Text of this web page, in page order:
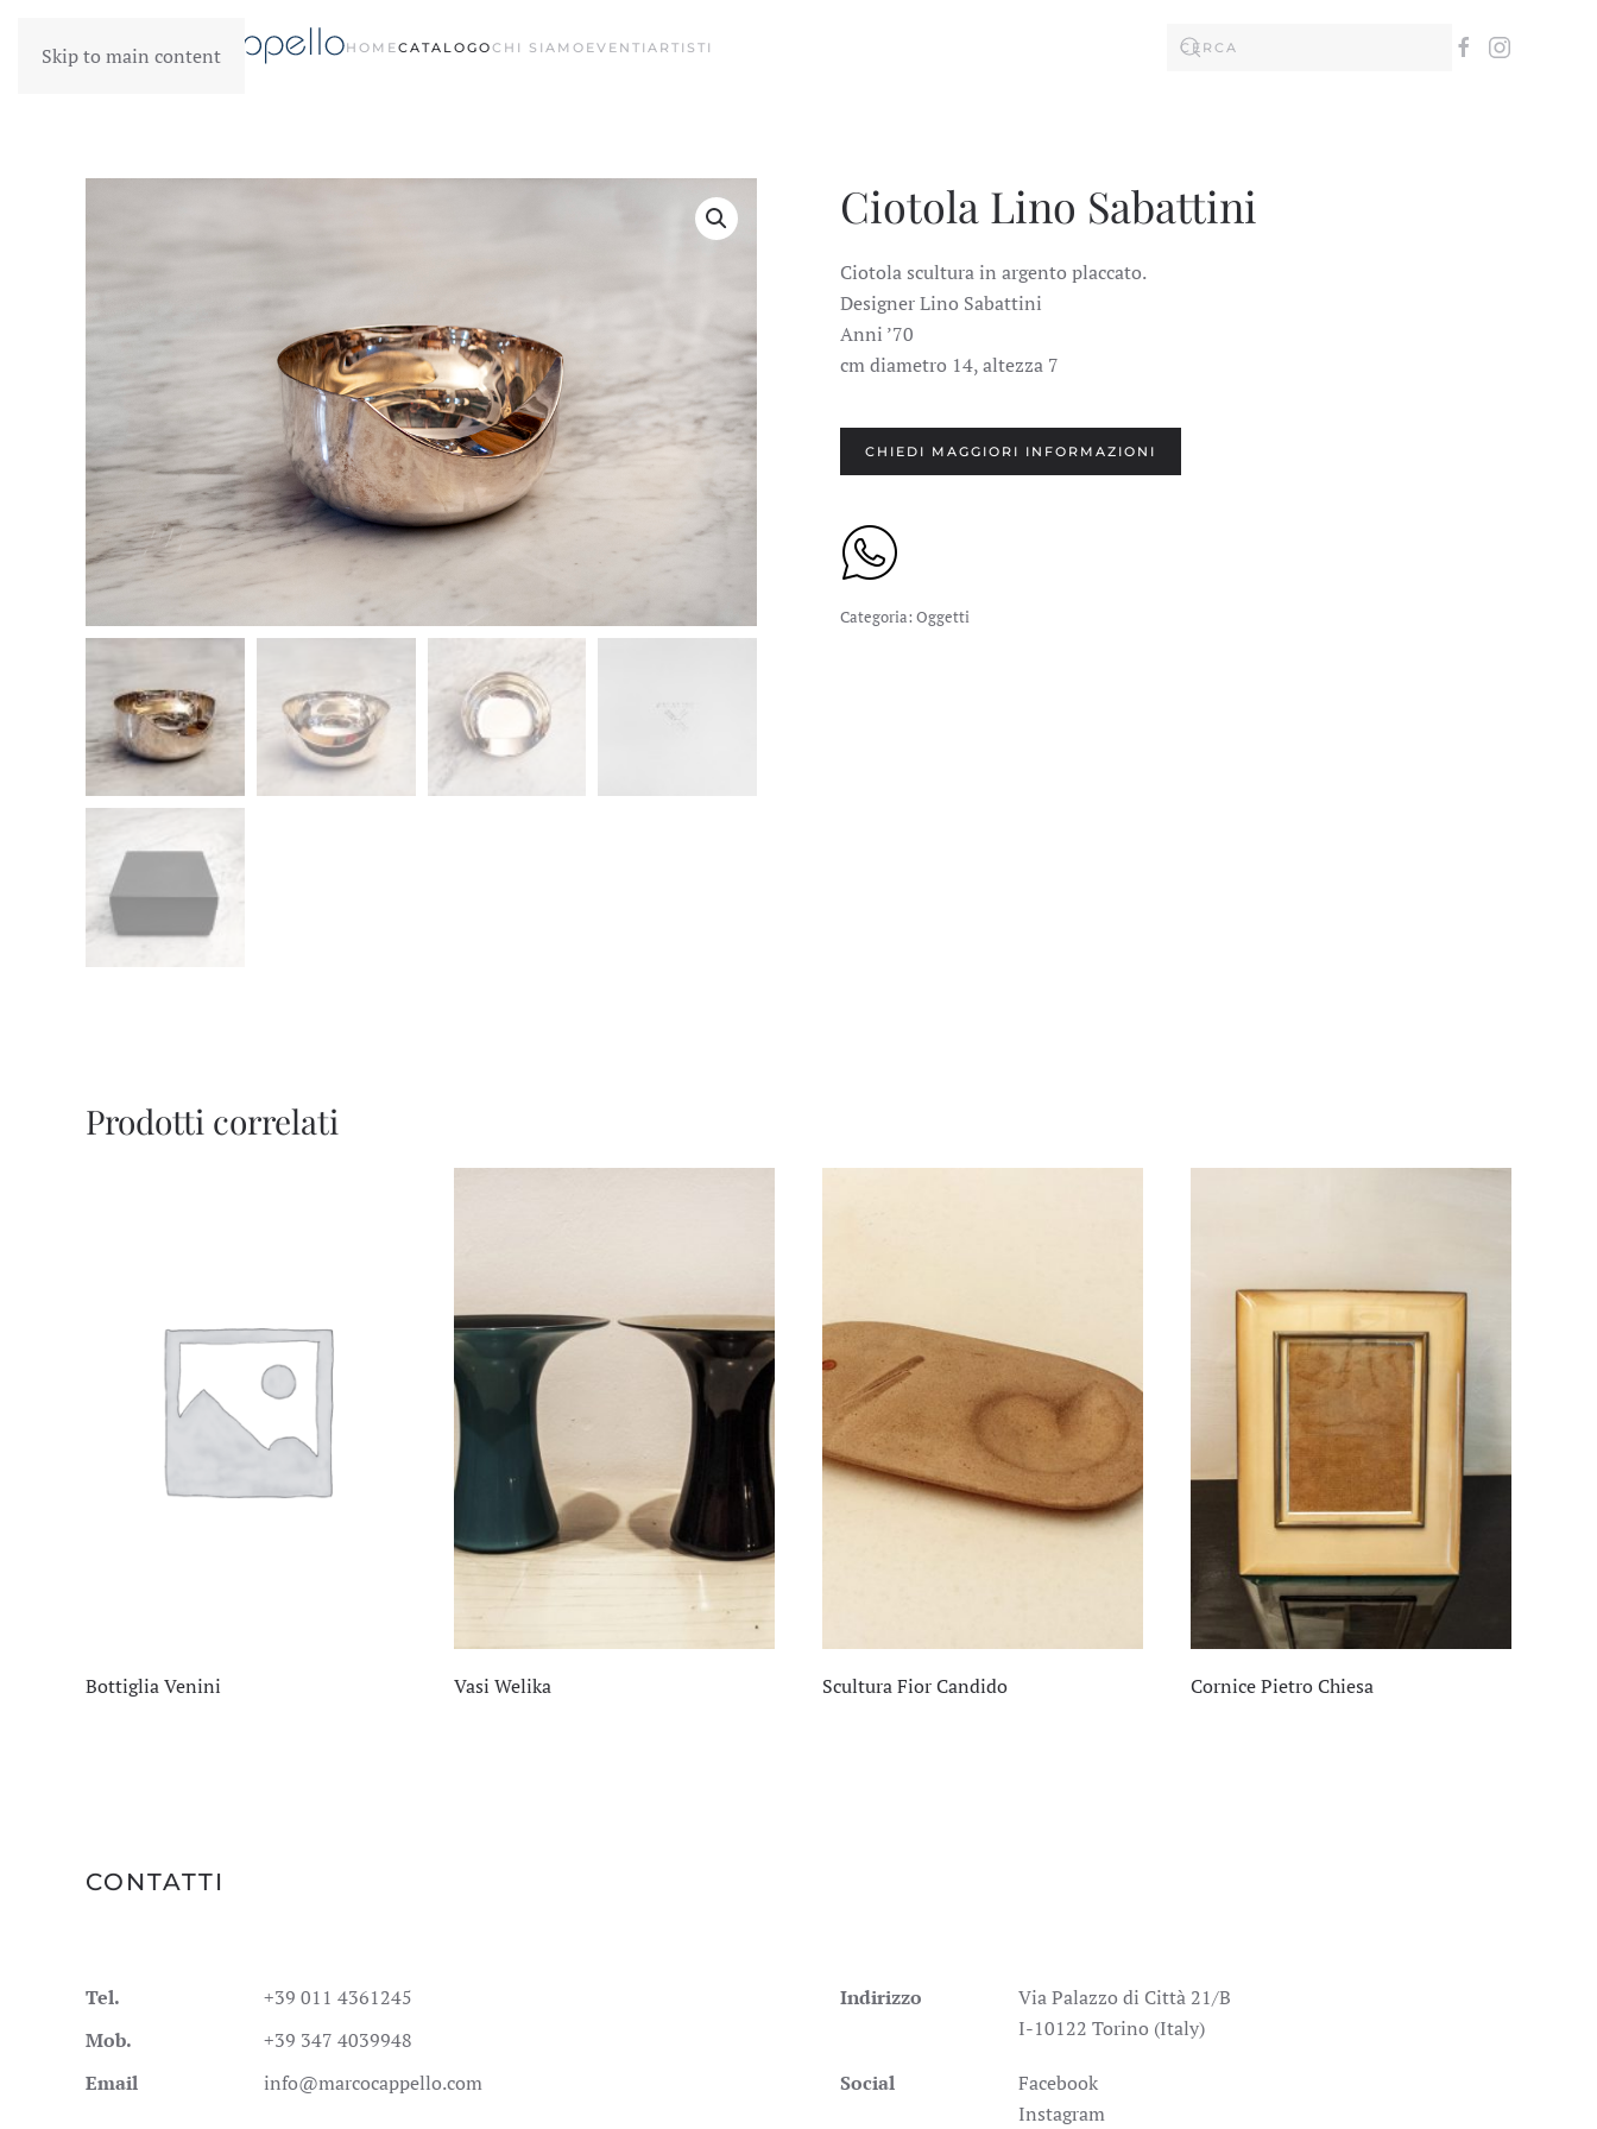
Skip to main content HOMECATALOGOCHI SIAMO EVENTI ARTISTI
Ciotola Lino Sabattini
Ciotola scultura in argento placcato.
Designer Lino Sabattini
Anni ’70
cm diametro 14, altezza 7
CHIEDI MAGGIORI INFORMAZIONI
Categoria: Oggetti
Prodotti correlati
Bottiglia Venini Vasi Welika Scultura Fior Candido Cornice Pietro Chiesa
CONTATTI
Tel.
+39 011 4361245
Mob.
+39 347 4039948
Email
info@marcocappello.com
Indirizzo
Via Palazzo di Città 21/B
I-10122 Torino (Italy)
Social
Facebook
Instagram